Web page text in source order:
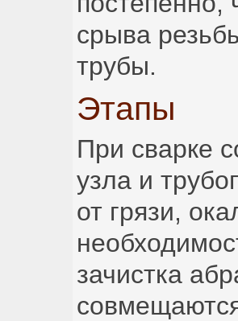
срыва
трубы.
Этапы
При сварке
узла и
от грязи,
зачистка